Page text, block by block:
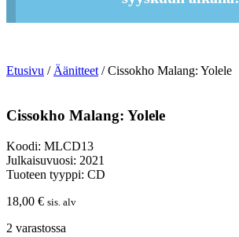
Etusivu /Äänitteet/ Cissokho Malang: Yolele
Cissokho Malang: Yolele
Koodi: MLCD13
Julkaisuvuosi: 2021
Tuoteen tyyppi: CD
18,00 € sis. alv
2 varastossa